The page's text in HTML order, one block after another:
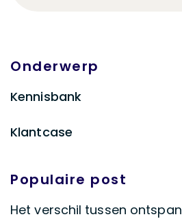
Blog Sidebar
Onderwerp
Kennisbank
Klantcase
Populaire post
Het verschil tussen